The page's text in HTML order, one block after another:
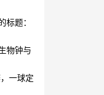
标题：
通关瓶
究**
物钟与
一球定